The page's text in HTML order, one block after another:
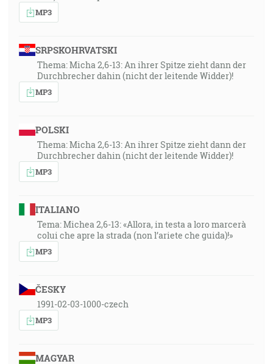
MP3
SRPSKOHRVATSKI
Thema: Micha 2,6-13: An ihrer Spitze zieht dann der
Durchbrecher dahin (nicht der leitende Widder)!
MP3
POLSKI
Thema: Micha 2,6-13: An ihrer Spitze zieht dann der
Durchbrecher dahin (nicht der leitende Widder)!
MP3
ITALIANO
Tema: Michea 2,6-13: «Allora, in testa a loro marcerà
colui che apre la strada (non l’ariete che guida)!»
MP3
ČESKY
1991-02-03-1000-czech
MP3
MAGYAR